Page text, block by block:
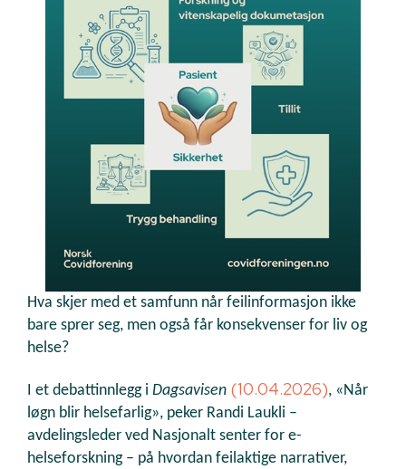
Hva skjer med et samfunn når feilinformasjon ikke
bare sprer seg, men også får konsekvenser for liv og
helse?
I et debattinnlegg i Dagsavisen (10.04.2026), «Når
løgn blir helsefarlig», peker Randi Laukli –
avdelingsleder ved Nasjonalt senter for e-
helseforskning – på hvordan feilaktige narrativer,